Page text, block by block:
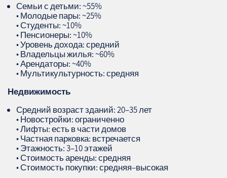
Семьи с детьми: ~55%
• Молодые пары: ~25%
• Студенты: ~10%
• Пенсионеры: ~10%
• Уровень дохода: средний
• Владельцы жилья: ~60%
• Арендаторы: ~40%
• Мультикультурность: средняя
Недвижимость
Средний возраст зданий: 20–35 лет
• Новостройки: ограниченно
• Лифты: есть в части домов
• Частная парковка: встречается
• Этажность: 3–10 этажей
• Стоимость аренды: средняя
• Стоимость покупки: средняя–высокая